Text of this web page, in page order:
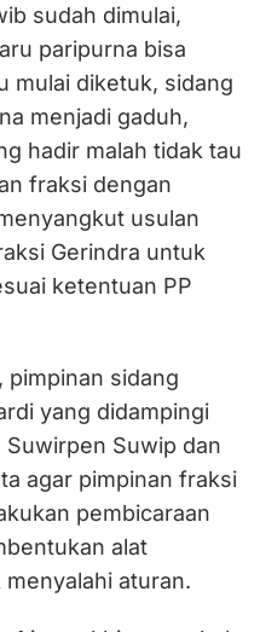
sudah dimulai,
paripurna bisa
mulai diketuk, sidang
menjadi gaduh,
hadir malah tidak tau
fraksi dengan
usulan
Gerindra untuk
ketentuan PP
pimpinan sidang
yang didampingi
Suwip dan
agar pimpinan fraksi
pembicaraan
alat
aturan.